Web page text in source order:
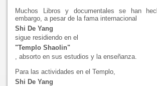
Muchos Libros y documentales se han
embargo, a pesar de la fama internacional
Shi De Yang
sigue residiendo en el
"Templo Shaolin"
, absorto en sus estudios y la enseñanza.
Para las actividades en el Templo,
Shi De Yang